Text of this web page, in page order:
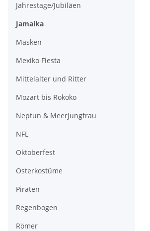
Jahrestage/Jubiläen
Jamaika
Masken
Mexiko Fiesta
Mittelalter und Ritter
Mozart bis Rokoko
Neptun & Meerjungfrau
NFL
Oktoberfest
Osterkostüme
Piraten
Regenbogen
Römer